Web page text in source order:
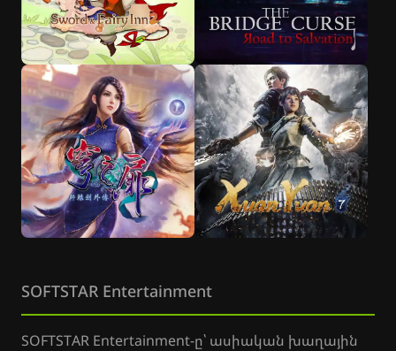
SOFTSTAR Entertainment
SOFTSTAR Entertainment-ը՝ ասիական խաղային